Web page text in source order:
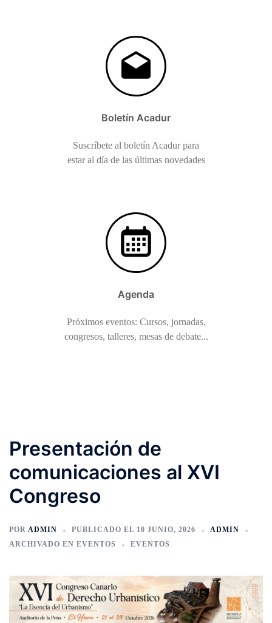
Boletín Acadur
Suscríbete al boletín Acadur para
estar al día de las últimas novedades
Agenda
Próximos eventos: Cursos, jornadas,
congresos, talleres, mesas de debate...
Presentación de
comunicaciones al XVI
Congreso
POR ADMIN PUBLICADO EL 10 JUNIO, 2026
ADMIN
ARCHIVADO EN EVENTOS EVENTOS